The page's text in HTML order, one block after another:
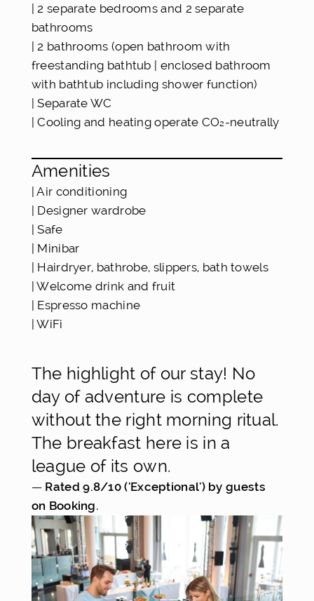
| 2 separate bedrooms and 2 separate
bathrooms
| 2 bathrooms (open bathroom with
freestanding bathtub | enclosed bathroom
with bathtub including shower function)
| Separate WC
| Cooling and heating operate CO₂-neutrally
Amenities
| Air conditioning
| Designer wardrobe
| Safe
| Minibar
| Hairdryer, bathrobe, slippers, bath towels
| Welcome drink and fruit
| Espresso machine
| WiFi
The highlight of our stay! No
day of adventure is complete
without the right morning ritual.
The breakfast here is in a
league of its own.
— Rated 9.8/10 ('Exceptional') by guests
on Booking.